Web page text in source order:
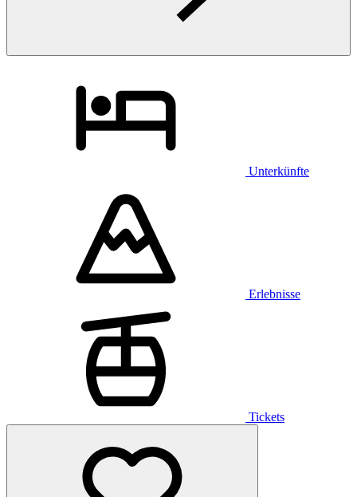
Unterkünfte
Erlebnisse
Tickets